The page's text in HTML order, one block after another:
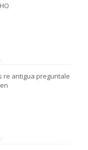
re antigua preguntale